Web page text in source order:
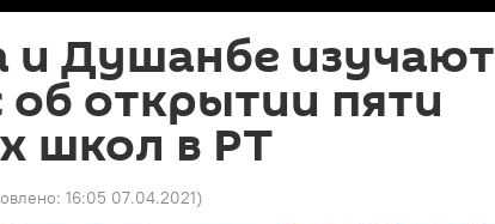
и Душанбе изучают
об открытии пяти
школ в РТ
16:05 07.04.2021)